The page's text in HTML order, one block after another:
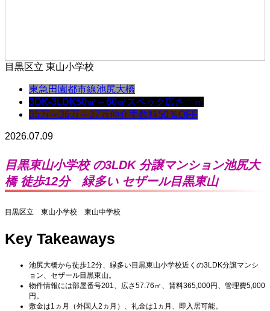
目黒区立 東山小学校
東急田園都市線池尻大橋
3DK-3LDK50㎡～60㎡ スペック 広さ ㎡
35万～36万～37万仲介手数料50％OFF
2026.07.09
目黒東山小学校 の3LDK 分譲マンション池尻大
橋 徒歩12分 緑多い セザール目黒東山
目黒区立 東山小学校 東山中学校
Key Takeaways
池尻大橋から徒歩12分、緑多い目黒東山小学校近くの3LDK分譲マンシ
ョン、セザール目黒東山。
物件情報には部屋番号201、広さ57.76㎡、賃料365,000円、管理費5,000
円。
敷金は1ヵ月（外国人2ヵ月）、礼金は1ヵ月、即入居可能。